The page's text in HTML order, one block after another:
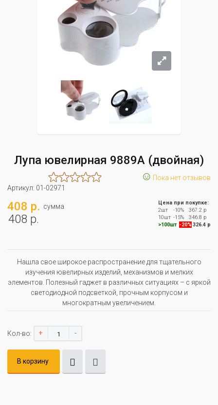
Лупа ювелирная 9889А (двойная)
☺ Пока нет отзывов
Артикул: 01-02971
408 р. сумма
408 р.
Цена при покупке:
2шт
-10%
367.2 р
10шт -15%
346.8 р
>100шт -20% 326.4 р
Нашла свое широкое распространение для тщательного
изучения ювелирных изделий, механизмов и мелких
элементов. Полезный гаджет в различных ситуациях – с яркой
светодиодной подсветкой, прочным корпусом и
многократным увеличением.
Кол-во: + -
В корзину